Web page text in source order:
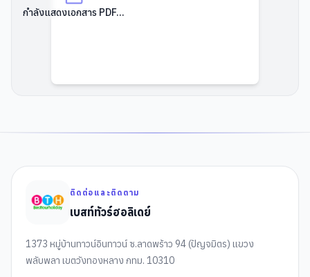
กำลังแสดงเอกสาร PDF...
ติดต่อและติดตาม
เบสท์ทัวร์ฮอลิเดย์
1373 หมู่บ้านทาวน์อินทาวน์ ซ.ลาดพร้าว 94 (ปัญจมิตร) แขวง
พลับพลา เขตวังทองหลาง กทม. 10310